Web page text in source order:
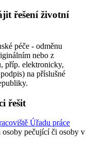
řešení životní
péče - odměnu
nebo z
příp. elektronicky,
na příslušné
řešit
Úřadu práce
pečující či osoby v